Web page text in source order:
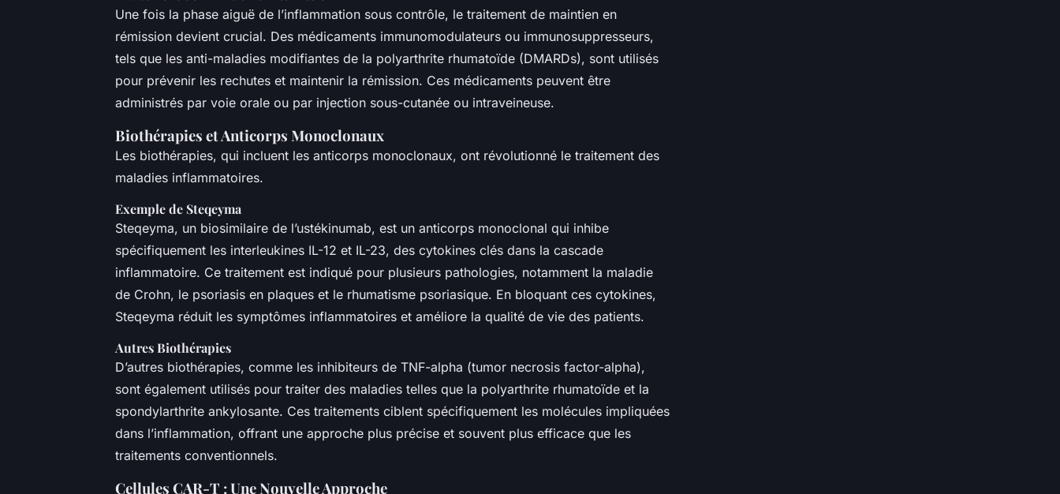
Une fois la phase aiguë de l’inflammation sous contrôle, le traitement de maintien en
rémission devient crucial. Des médicaments immunomodulateurs ou immunosuppresseurs,
tels que les anti-maladies modifiantes de la polyarthrite rhumatoïde (DMARDs), sont utilisés
pour prévenir les rechutes et maintenir la rémission. Ces médicaments peuvent être
administrés par voie orale ou par injection sous-cutanée ou intraveineuse.
Biothérapies et Anticorps Monoclonaux
Les biothérapies, qui incluent les anticorps monoclonaux, ont révolutionné le traitement des
maladies inflammatoires.
Exemple de Steqeyma
Steqeyma, un biosimilaire de l’ustékinumab, est un anticorps monoclonal qui inhibe
spécifiquement les interleukines IL-12 et IL-23, des cytokines clés dans la cascade
inflammatoire. Ce traitement est indiqué pour plusieurs pathologies, notamment la maladie
de Crohn, le psoriasis en plaques et le rhumatisme psoriasique. En bloquant ces cytokines,
Steqeyma réduit les symptômes inflammatoires et améliore la qualité de vie des patients.
Autres Biothérapies
D’autres biothérapies, comme les inhibiteurs de TNF-alpha (tumor necrosis factor-alpha),
sont également utilisés pour traiter des maladies telles que la polyarthrite rhumatoïde et la
spondylarthrite ankylosante. Ces traitements ciblent spécifiquement les molécules impliquées
dans l’inflammation, offrant une approche plus précise et souvent plus efficace que les
traitements conventionnels.
Cellules CAR-T : Une Nouvelle Approche